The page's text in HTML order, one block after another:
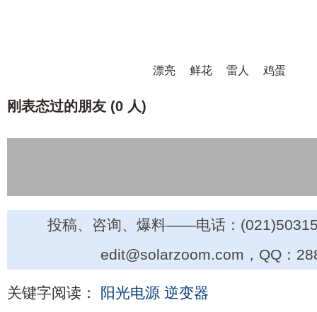
漂亮 鲜花 雷人 鸡蛋
刚表态过的朋友 (0 人)
投稿、咨询、爆料——电话：
edit@solarzoom.com，QQ：
关键字阅读： 阳光电源 逆变器